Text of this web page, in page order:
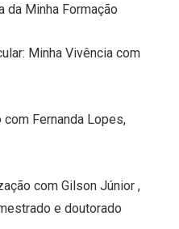
da Minha Formação
Minha Vivência com
Fernanda Lopes,
com Gilson Júnior ,
e doutorado